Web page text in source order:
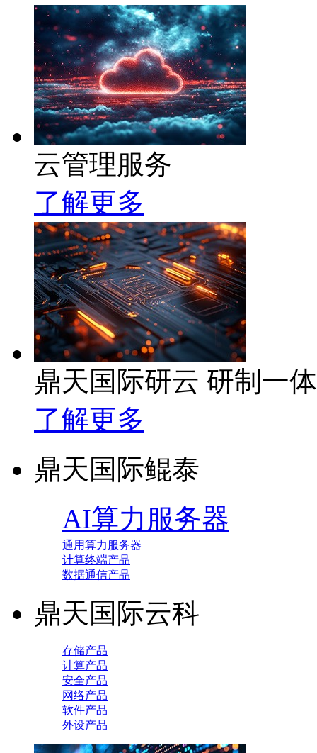
云管理服务
了解更多
鼎天国际研云 研制一
了解更多
鼎天国际鲲泰
AI算力服务器
通用算力服务器
计算终端产品
数据通信产品
鼎天国际云科
存储产品
计算产品
安全产品
网络产品
软件产品
外设产品